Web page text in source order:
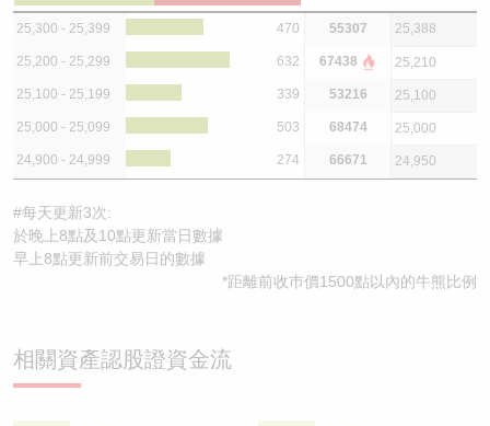
25,300 - 25,399 470 55307 25,388
25,200 - 25,299 632 67438 25,210
25,100 - 25,199 339 53216 25,100
25,000 - 25,099 503 68474 25,000
24,900 - 24,999 274 66671 24,950
#每天更新3次:
於晚上8點及10點更新當日數據
早上8點更新前交易日的數據
*距離前收巿價1500點以內的牛熊比例
相關資產認股證資金流